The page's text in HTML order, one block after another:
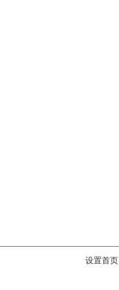
设置首页